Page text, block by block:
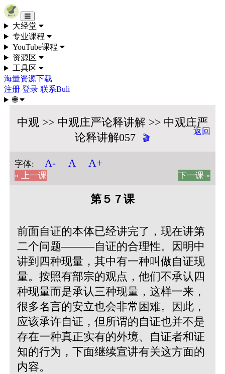
Skip to content
大经堂
专业课程
YouTube课程
资源区
工具区
海量资源下载
注册 登录 联系Buli
🌐
中观 >> 中观庄严论释讲解 >> 中观庄严
论释讲解057
🎬
返回
字体: A- A A+
« 上一课 下一课 »
第５７课
前面自证的本体已经讲完了，现在讲第
二个问题———自证的合理性。因明中
讲到四种现量，其中有一种叫做自证现
量。按照有部宗的观点，他们不承认四
种现量而是承认三种现量，这样一来，
很多名言的安立也会非常困难。因此，
应该承许自证，但所谓的自证也并不是
存在一种真正实有的外境、自证者和证
知的行为，下面继续宣讲有关这方面的
内容。